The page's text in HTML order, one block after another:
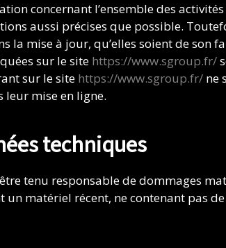
concernant l’ensemble des activités
aussi précises que possible.
la mise à jour, qu’elles soient de son
sur le site https://www.sgroup.fr/
sur le site https://www.sgroup.fr/ ne
leur mise en ligne.
techniques
tenu responsable de dommages
matériel récent, ne contenant pas